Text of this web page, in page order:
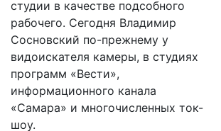
студии в качестве подсобного
рабочего. Сегодня Владимир
Сосновский по-прежнему у
видоискателя камеры, в студиях
программ «Вести»,
информационного канала
«Самара» и многочисленных ток-
шоу.